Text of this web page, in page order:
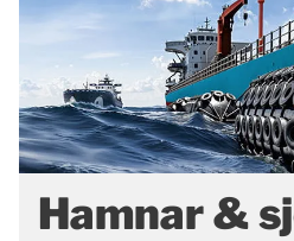
Hamnar &